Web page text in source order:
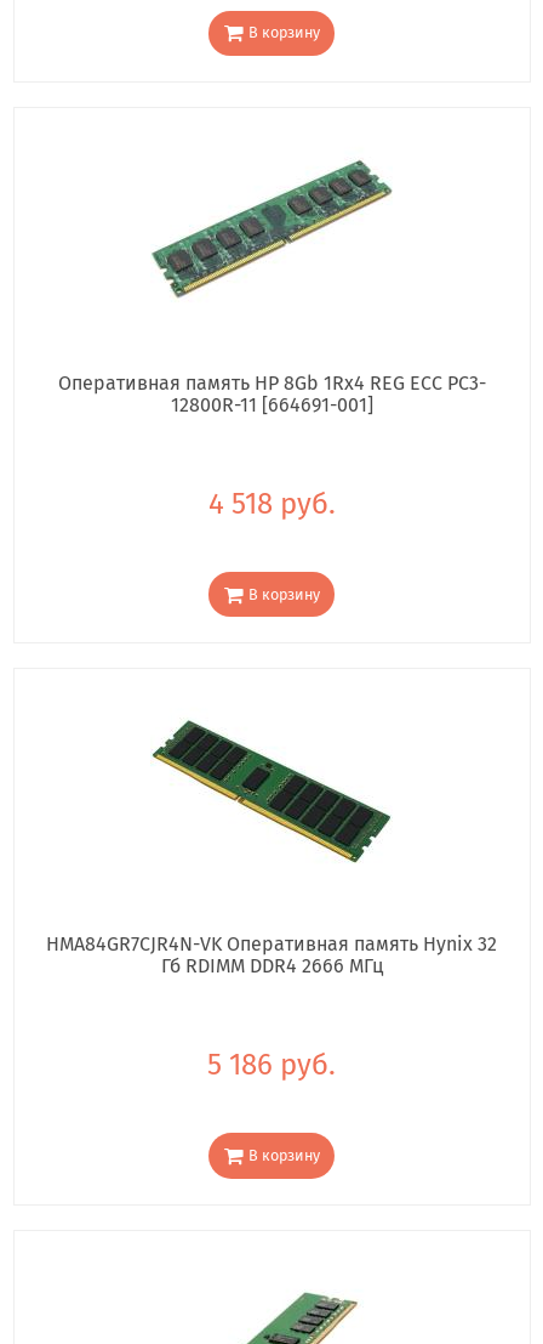
В корзину
Оперативная память HP 8Gb 1Rx4 REG ECC PC3-
12800R-11 [664691-001]
4 518 руб.
В корзину
HMA84GR7CJR4N-VK Оперативная память Hynix 32
Гб RDIMM DDR4 2666 МГц
5 186 руб.
В корзину